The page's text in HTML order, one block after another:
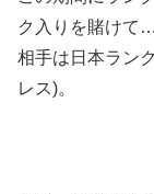
ク入りを賭けて
相手は日本ラン
レス)。